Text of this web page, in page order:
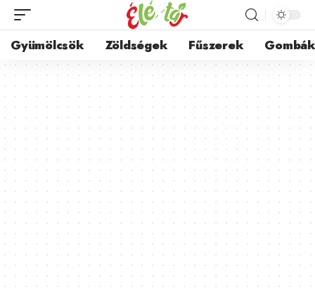
Gyümölcsök Zöldségek Fűszerek Gombák